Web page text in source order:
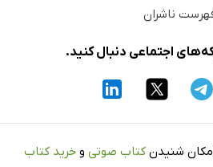
ناشران
اجتماعی دنبال کنید.
شنیدن کتاب صوتی و خرید کتاب